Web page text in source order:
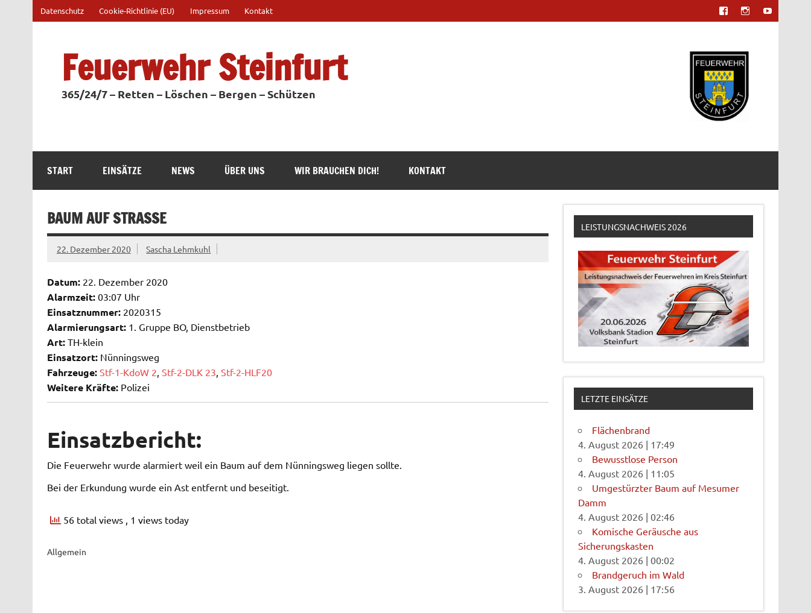
springen
Datenschutz Cookie-Richtlinie (EU) Impressum Kontakt
Feuerwehr Steinfurt
365/24/7 – Retten – Löschen – Bergen – Schützen
START EINSÄTZE NEWS ÜBER UNS WIR BRAUCHEN DICH! KONTAKT
BAUM AUF STRASSE
22. Dezember 2020 Sascha Lehmkuhl
Datum:22. Dezember 2020
Alarmzeit:03:07 Uhr
Einsatznummer:2020315
Alarmierungsart:1. Gruppe BO, Dienstbetrieb
Art:TH-klein
Einsatzort:Nünningsweg
Fahrzeuge: Stf-1-KdoW 2, Stf-2-DLK 23, Stf-2-HLF20
Weitere Kräfte:Polizei
Einsatzbericht:
Die Feuerwehr wurde alarmiert weil ein Baum auf dem Nünningsweg liegen sollte.
Bei der Erkundung wurde ein Ast entfernt und beseitigt.
56 total views , 1 views today
Allgemein
LEISTUNGSNACHWEIS 2026
LETZTE EINSÄTZE
Flächenbrand
4. August 2026 | 17:49
Bewusstlose Person
4. August 2026 | 11:05
Umgestürzter Baum auf Mesumer
Damm
4. August 2026 |02:46
Komische Geräusche aus
Sicherungskasten
4. August 2026 |00:02
Brandgeruch im Wald
3. August 2026 | 17:56